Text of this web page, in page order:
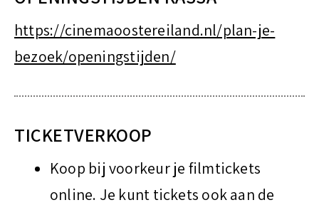
https://cinemaoostereiland.nl/plan-je-
bezoek/openingstijden/
TICKETVERKOOP
Koop bij voorkeur je filmtickets
online. Je kunt tickets ook aan de